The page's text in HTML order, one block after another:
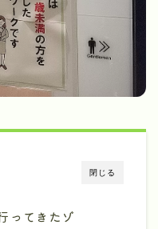
閉じる
ってきたゾ